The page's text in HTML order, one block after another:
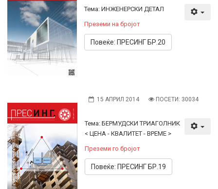
Тема: ИНЖЕНЕРСКИ ДЕТАЛ
Преземи на бројот
Повеќе: ПРЕСИНГ БР.20
15 АПРИЛ 2014 ПОСЕТИ: 30034
Тема: БЕРМУДСКИ ТРИАГОЛНИК
< ЦЕНА - КВАЛИТЕТ - ВРЕМЕ >
Преземи го бројот
Повеќе: ПРЕСИНГ БР.19